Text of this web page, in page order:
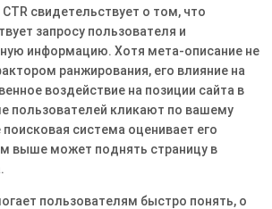
свидетельствует о том, что
запросу пользователя и
информацию․ Хотя мета-описание не
ранжирования, его влияние на
воздействие на позиции сайта в
пользователей кликают по вашему
система оценивает его
выше может поднять страницу в
пользователям быстро понять, о